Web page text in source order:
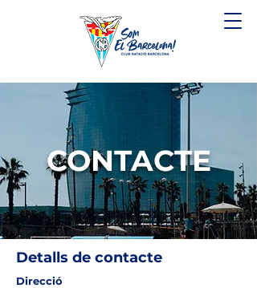
CONTACTE
Detalls de contacte
Direcció